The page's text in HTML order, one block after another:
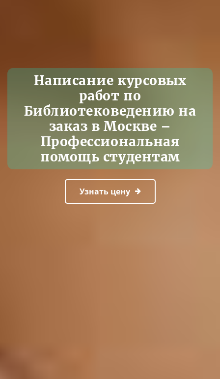
Написание курсовых
работ по
Библиотековедению на
заказ в Москве –
Профессиональная
помощь студентам
Узнать цену